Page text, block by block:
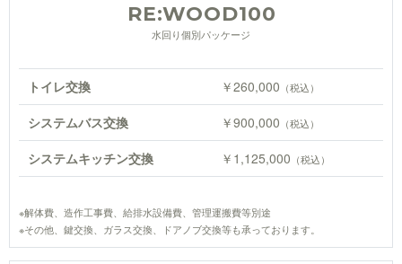
RE:WOOD100
水回り個別パッケージ
トイレ交換 ￥260,000 （税込）
システムバス交換 ￥900,000 （税込）
システムキッチン交換 ￥1,125,000 （税込）
※解体費、造作工事費、給排水設備費、管理運搬費等別途
※その他、鍵交換、ガラス交換、ドアノブ交換等も承っております。